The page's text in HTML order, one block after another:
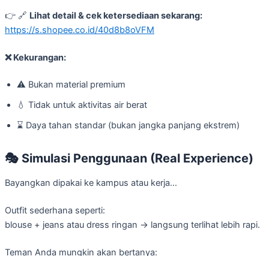
👉 🔗 Lihat detail & cek ketersediaan sekarang:
https://s.shopee.co.id/40d8b8oVFM
❌Kekurangan:
⚠️ Bukan material premium
💧 Tidak untuk aktivitas air berat
⌛ Daya tahan standar (bukan jangka panjang ekstrem)
🎭 Simulasi Penggunaan (Real Experience)
Bayangkan dipakai ke kampus atau kerja…
Outfit sederhana seperti:
blouse + jeans atau dress ringan → langsung terlihat lebih rapi.
Teman Anda mungkin akan bertanya: